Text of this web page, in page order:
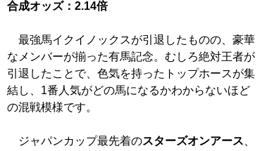
合成オッズ：2.14倍
最強馬イクイノックスが引退したものの、豪華
なメンバーが揃った有馬記念。むしろ絶対王者が
引退したことで、色気を持ったトップホースが集
結し、1番人気がどの馬になるかわからないほど
の混戦模様です。
ジャパンカップ最先着のスターズオンアース